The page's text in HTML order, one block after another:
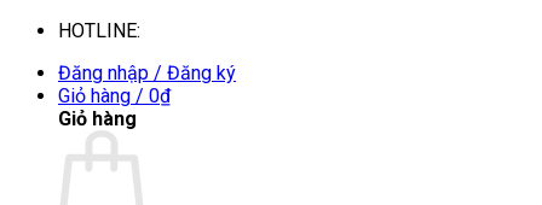
dung
HOTLINE:
Đăng nhập / Đăng ký
Giỏ hàng / 0₫
Giỏ hàng